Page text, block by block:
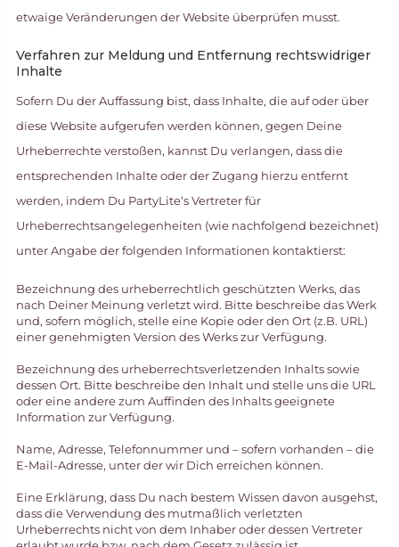
etwaige Veränderungen der Website überprüfen musst.
Verfahren zur Meldung und Entfernung rechtswidriger
Inhalte
Sofern Du der Auffassung bist, dass Inhalte, die auf oder über
diese Website aufgerufen werden können, gegen Deine
Urheberrechte verstoßen, kannst Du verlangen, dass die
entsprechenden Inhalte oder der Zugang hierzu entfernt
werden, indem Du PartyLite‘s Vertreter für
Urheberrechtsangelegenheiten (wie nachfolgend bezeichnet)
unter Angabe der folgenden Informationen kontaktierst:
Bezeichnung des urheberrechtlich geschützten Werks, das
nach Deiner Meinung verletzt wird. Bitte beschreibe das Werk
und, sofern möglich, stelle eine Kopie oder den Ort (z.B. URL)
einer genehmigten Version des Werks zur Verfügung.
Bezeichnung des urheberrechtsverletzenden Inhalts sowie
dessen Ort. Bitte beschreibe den Inhalt und stelle uns die URL
oder eine andere zum Auffinden des Inhalts geeignete
Information zur Verfügung.
Name, Adresse, Telefonnummer und – sofern vorhanden – die
E-Mail-Adresse, unter der wir Dich erreichen können.
Eine Erklärung, dass Du nach bestem Wissen davon ausgehst,
dass die Verwendung des mutmaßlich verletzten
Urheberrechts nicht von dem Inhaber oder dessen Vertreter